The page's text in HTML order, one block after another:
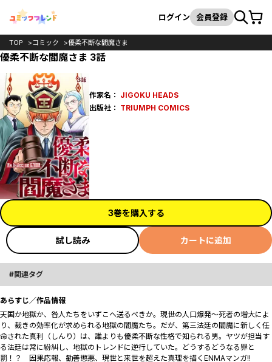
検索
ログイン 会員登録カート
TOP コミック 優柔不断な閻魔さま
優柔不断な閻魔さま 3話
作家名： JIGOKU HEADS
出版社： TRIUMPH COMICS
3巻を購入する
試し読み カートに追加
関連タグ
あらすじ／作品情報
天国か地獄か、咎人たちをいずこへ送るべきか。現世の人口爆発～死者の増大によ
り、裁きの効率化が求められる地獄の閻魔たち。だが、第三法廷の閻魔に新しく任
命された真利（しんり）は、誰よりも優柔不断な性格で知られる男。ヤツが担当す
る法廷は常に紛糾し、地獄のトレンドに逆行していた。どうするどうなる罪と
罰！？ 因果応報、勧善懲悪、現世と来世を超えた真理を描くENMAマンガ!!